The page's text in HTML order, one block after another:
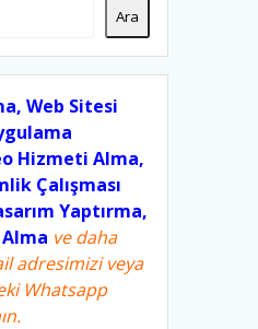
Ara
Web Sitesi
Hizmeti Alma,
Çalışması
Yaptırma,
Alma ve daha
adresimizi veya
Whatsapp